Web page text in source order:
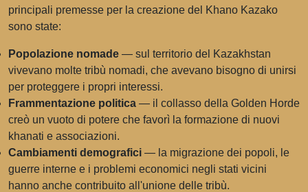
principali premesse per la creazione del Khano Kazako
sono state:
Popolazione nomade — sul territorio del Kazakhstan
vivevano molte tribù nomadi, che avevano bisogno di unirsi
per proteggere i propri interessi.
Frammentazione politica — il collasso della Golden Horde
creò un vuoto di potere che favorì la formazione di nuovi
khanati e associazioni.
Cambiamenti demografici — la migrazione dei popoli, le
guerre interne e i problemi economici negli stati vicini
hanno anche contribuito all'unione delle tribù.